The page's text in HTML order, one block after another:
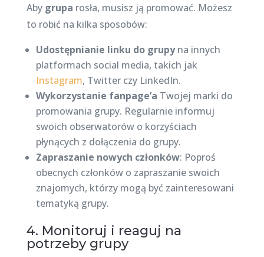
Aby grupa rosła, musisz ją promować. Możesz
to robić na kilka sposobów:
Udostępnianie linku do grupyna innych
platformach social media, takich jak
Instagram, Twitter czy LinkedIn.
Wykorzystanie fanpage’a Twojej marki do
promowania grupy. Regularnie informuj
swoich obserwatorów o korzyściach
płynących z dołączenia do grupy.
Zapraszanie nowych członków: Poproś
obecnych członków o zapraszanie swoich
znajomych, którzy mogą być zainteresowani
tematyką grupy.
4. Monitoruj i reaguj na
potrzeby grupy